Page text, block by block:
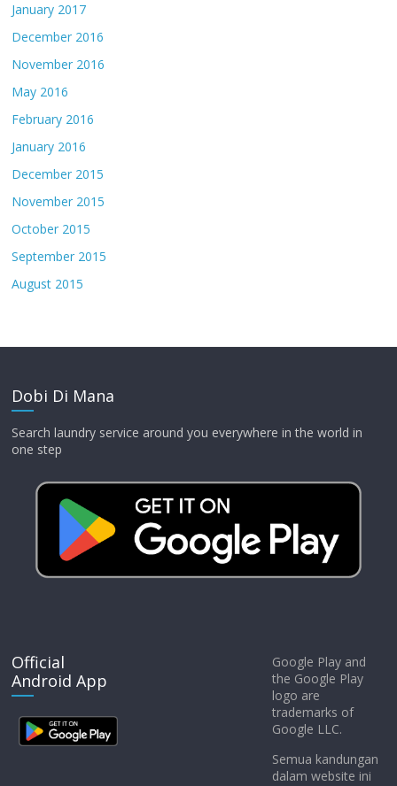
January 2017
December 2016
November 2016
May 2016
February 2016
January 2016
December 2015
November 2015
October 2015
September 2015
August 2015
Dobi Di Mana
Search laundry service around you everywhere in the world in
one step
Official
Android App
Google Play and
the Google Play
logo are
trademarks of
Google LLC.
Semua kandungan
dalam website ini